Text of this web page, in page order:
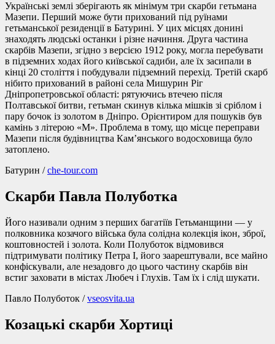
Українські землі зберігають як мінімум три скарби гетьмана
Мазепи. Перший може бути прихований під руїнами
гетьманської резиденції в Батурині. У цих місцях донині
знаходять людські останки і різне начиння. Друга частина
скарбів Мазепи, згідно з версією 1912 року, могла перебувати
в підземних ходах його київської садиби, але їх засипали в
кінці 20 століття і побудували підземний перехід. Третій скарб
нібито прихований в районі села Мишурин Ріг
Дніпропетровської області: рятуючись втечею після
Полтавської битви, гетьман скинув кілька мішків зі сріблом і
пару бочок із золотом в Дніпро. Орієнтиром для пошуків був
камінь з літерою «М». Проблема в тому, що місце переправи
Мазепи після будівництва Кам’янського водосховища було
затоплено.
Батурин /che-tour.com
Скарби Павла Полуботка
Його називали одним з перших багатіїв Гетьманщини — у
полковника козачого війська була солідна колекція ікон, зброї,
коштовностей і золота. Коли Полуботок відмовився
підтримувати політику Петра I, його заарештували, все майно
конфіскували, але незадовго до цього частину скарбів він
встиг заховати в містах Любеч і Глухів. Там їх і слід шукати.
Павло Полуботок /vseosvita.ua
Козацькі скарби Хортиці